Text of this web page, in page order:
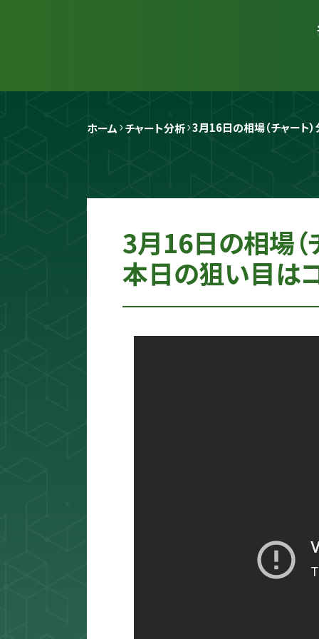
ホーム チャート分析 3月16日の相場（チャート
3月16日の相場
本日の狙い目はコ